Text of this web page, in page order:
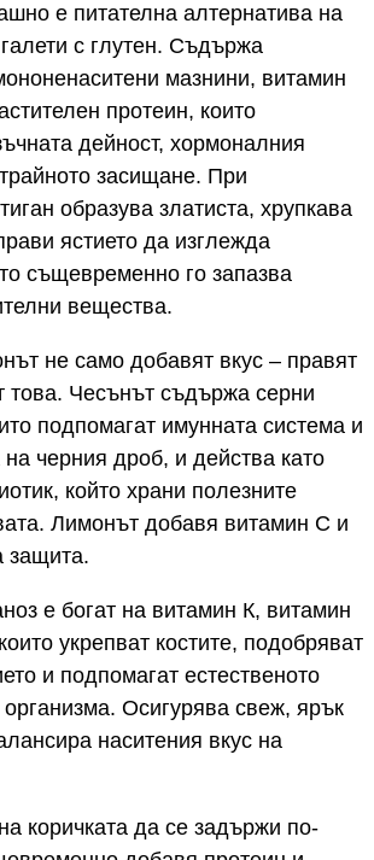
е питателна алтернатива на
с глутен. Съдържа
мазнини, витамин
протеин, които
дейност, хормоналния
засищане. При
образува златиста, хрупкава
ястието да изглежда
същевременно го запазва
вещества.
не само добавят вкус – правят
това. Чесънът съдържа серни
подпомагат имунната система и
на черния дроб, и действа като
който храни полезните
Лимонът добавя витамин С и
защита.
е богат на витамин К, витамин
укрепват костите, подобряват
и подпомагат естественото
организма. Осигурява свеж, ярък
наситения вкус на
коричката да се задържи по-